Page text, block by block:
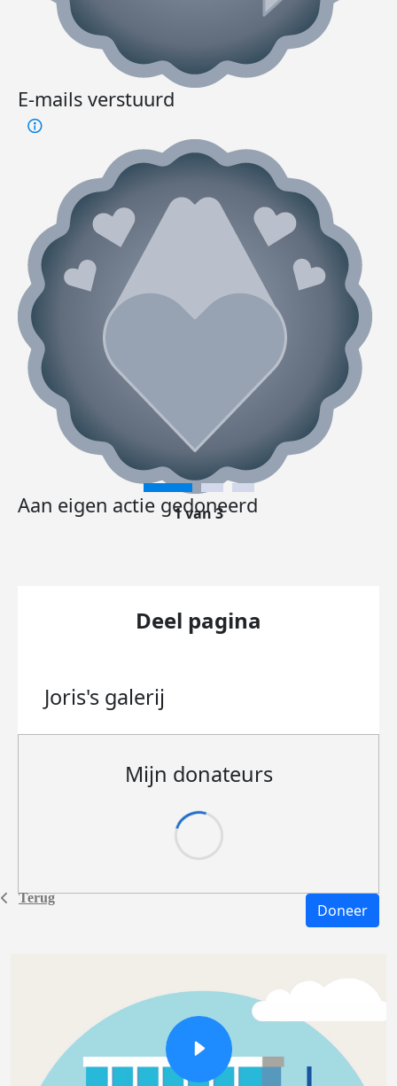
Terug
E-mails verstuurd
Aan eigen actie gedoneerd
1 van 3
Deel pagina
Joris's galerij
Mijn donateurs
Doneer